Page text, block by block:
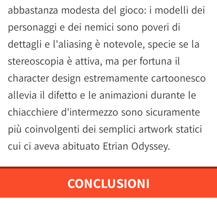
abbastanza modesta del gioco: i modelli dei
personaggi e dei nemici sono poveri di
dettagli e l'aliasing è notevole, specie se la
stereoscopia è attiva, ma per fortuna il
character design estremamente cartoonesco
allevia il difetto e le animazioni durante le
chiacchiere d'intermezzo sono sicuramente
più coinvolgenti dei semplici artwork statici
cui ci aveva abituato Etrian Odyssey.
CONCLUSIONI